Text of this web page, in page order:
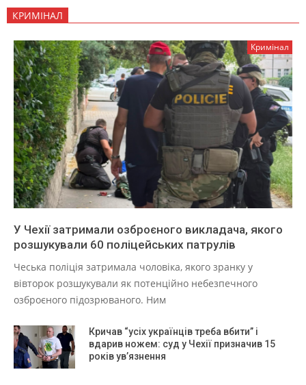
КРИМІНАЛ
Кримінал
У Чехії затримали озброєного викладача, якого
розшукували 60 поліцейських патрулів
Чеська поліція затримала чоловіка, якого зранку у
вівторок розшукували як потенційно небезпечного
озброєного підозрюваного. Ним
Кричав “усіх українців треба вбити” і
вдарив ножем: суд у Чехії призначив 15
років ув’язнення